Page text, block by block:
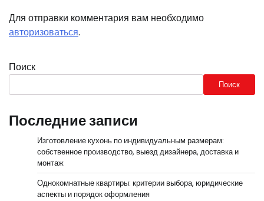
Для отправки комментария вам необходимо
авторизоваться.
Поиск
Поиск
Последние записи
Изготовление кухонь по индивидуальным размерам:
собственное производство, выезд дизайнера, доставка и
монтаж
Однокомнатные квартиры: критерии выбора, юридические
аспекты и порядок оформления